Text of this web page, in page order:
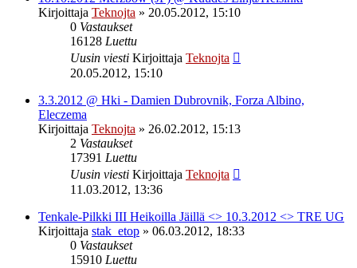
Kirjoittaja Teknojta » 20.05.2012, 15:10
0 Vastaukset
16128 Luettu
Uusin viesti Kirjoittaja Teknojta
20.05.2012, 15:10
3.3.2012 @ Hki - Damien Dubrovnik, Forza Albino,
Eleczema
Kirjoittaja Teknojta » 26.02.2012, 15:13
2 Vastaukset
17391 Luettu
Uusin viesti Kirjoittaja Teknojta
11.03.2012, 13:36
Tenkale-Pilkki III Heikoilla Jäillä <> 10.3.2012 <> TRE UG
Kirjoittaja stak_etop » 06.03.2012, 18:33
0 Vastaukset
15910 Luettu